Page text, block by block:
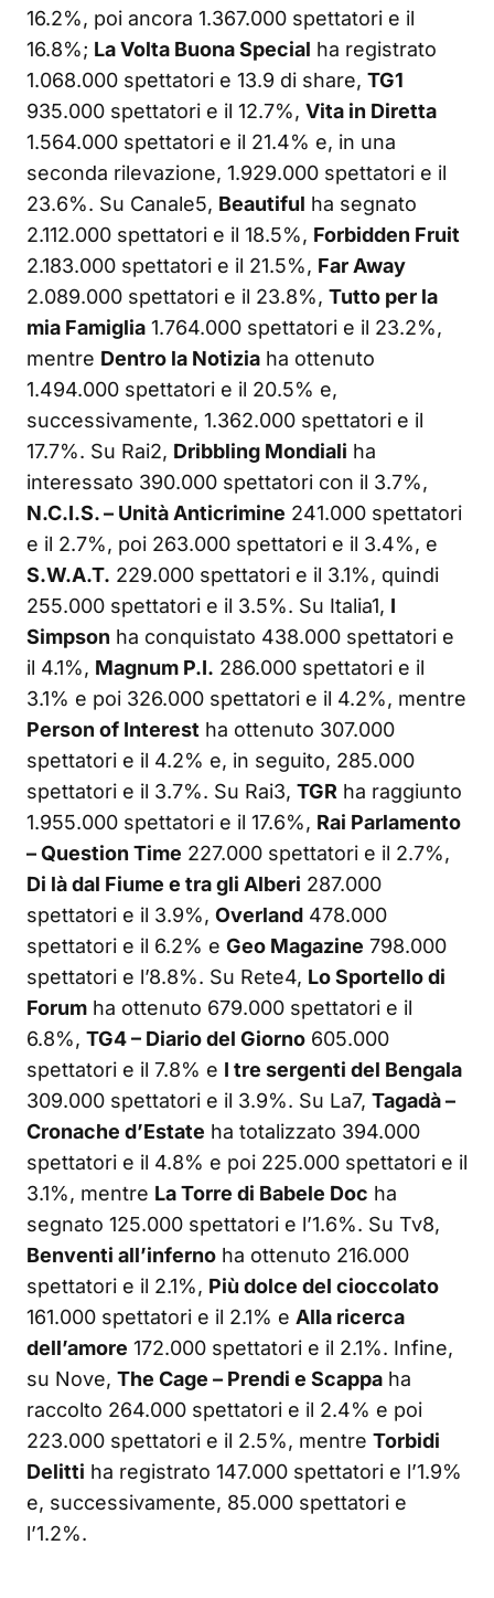
16.2%, poi ancora 1.367.000 spettatori e il
16.8%; La Volta Buona Special ha registrato
1.068.000 spettatori e 13.9 di share, TG1
935.000 spettatori e il 12.7%, Vita in Diretta
1.564.000 spettatori e il 21.4% e, in una
seconda rilevazione, 1.929.000 spettatori e il
23.6%. Su Canale5, Beautiful ha segnato
2.112.000 spettatori e il 18.5%, Forbidden Fruit
2.183.000 spettatori e il 21.5%, Far Away
2.089.000 spettatori e il 23.8%, Tutto per la
mia Famiglia 1.764.000 spettatori e il 23.2%,
mentre Dentro la Notizia ha ottenuto
1.494.000 spettatori e il 20.5% e,
successivamente, 1.362.000 spettatori e il
17.7%. Su Rai2, Dribbling Mondiali ha
interessato 390.000 spettatori con il 3.7%,
N.C.I.S. – Unità Anticrimine 241.000 spettatori
e il 2.7%, poi 263.000 spettatori e il 3.4%, e
S.W.A.T. 229.000 spettatori e il 3.1%, quindi
255.000 spettatori e il 3.5%. Su Italia1, I
Simpson ha conquistato 438.000 spettatori e
il 4.1%, Magnum P.I. 286.000 spettatori e il
3.1% e poi 326.000 spettatori e il 4.2%, mentre
Person of Interest ha ottenuto 307.000
spettatori e il 4.2% e, in seguito, 285.000
spettatori e il 3.7%. Su Rai3, TGR ha raggiunto
1.955.000 spettatori e il 17.6%, Rai Parlamento
– Question Time 227.000 spettatori e il 2.7%,
Di là dal Fiume e tra gli Alberi 287.000
spettatori e il 3.9%, Overland 478.000
spettatori e il 6.2% e Geo Magazine 798.000
spettatori e l’8.8%. Su Rete4, Lo Sportello di
Forum ha ottenuto 679.000 spettatori e il
6.8%, TG4 – Diario del Giorno 605.000
spettatori e il 7.8% e I tre sergenti del Bengala
309.000 spettatori e il 3.9%. Su La7, Tagadà –
Cronache d’Estate ha totalizzato 394.000
spettatori e il 4.8% e poi 225.000 spettatori e il
3.1%, mentre La Torre di Babele Doc ha
segnato 125.000 spettatori e l’1.6%. Su Tv8,
Benventi all’inferno ha ottenuto 216.000
spettatori e il 2.1%, Più dolce del cioccolato
161.000 spettatori e il 2.1% e Alla ricerca
dell’amore 172.000 spettatori e il 2.1%. Infine,
su Nove, The Cage – Prendi e Scappa ha
raccolto 264.000 spettatori e il 2.4% e poi
223.000 spettatori e il 2.5%, mentre Torbidi
Delitti ha registrato 147.000 spettatori e l’1.9%
e, successivamente, 85.000 spettatori e
l’1.2%.